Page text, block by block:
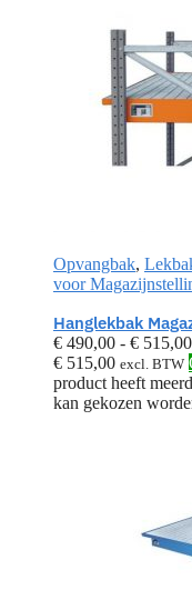
Opvangbak,
voor
Hanglekbak
€ 490,00 - € 515,00
€ 515,00 excl. BTW
product heeft
kan gekozen